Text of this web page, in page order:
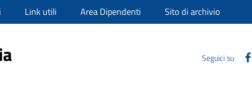
Link utili Area Dipendenti Sito di archivio
Seguici su